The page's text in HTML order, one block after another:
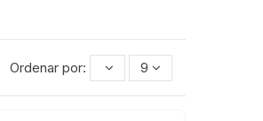
Ordenar por: 9